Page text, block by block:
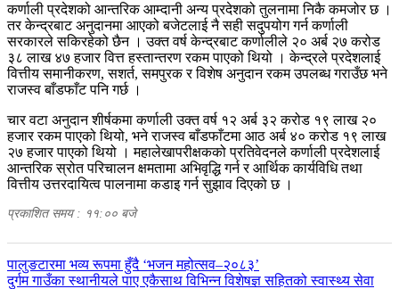
कर्णाली प्रदेशको आन्तरिक आम्दानी अन्य प्रदेशको तुलनामा निकै कमजोर छ ।
तर केन्द्रबाट अनुदानमा आएको बजेटलाई नै सही सदुपयोग गर्न कर्णाली
सरकारले सकिरहेको छैन । उक्त वर्ष केन्द्रबाट कर्णालीले २० अर्ब २७ करोड
३८ लाख ४७ हजार वित्त हस्तान्तरण रकम पाएको थियो । केन्द्रले प्रदेशलाई
वित्तीय समानीकरण, सशर्त, समपुरक र विशेष अनुदान रकम उपलब्ध गराउँछ भने
राजस्व बाँडफाँट पनि गर्छ ।
चार वटा अनुदान शीर्षकमा कर्णाली उक्त वर्ष १२ अर्ब ३२ करोड १९ लाख २०
हजार रकम पाएको थियो, भने राजस्व बाँडफाँटमा आठ अर्ब ४० करोड १९ लाख
२७ हजार पाएको थियो । महालेखापरीक्षकको प्रतिवेदनले कर्णाली प्रदेशलाई
आन्तरिक स्रोत परिचालन क्षमतामा अभिवृद्धि गर्न र आर्थिक कार्यविधि तथा
वित्तीय उत्तरदायित्व पालनामा कडाइ गर्न सुझाव दिएको छ ।
प्रकाशित समय : ११:०० बजे
पछिल्लाे
-
पालुङटारमा भव्य रूपमा हुँदै ‘भजन महोत्सव–२०८३’
अघिल्लाे
दुर्गम गाउँका स्थानीयले पाए एकैसाथ विभिन्न विशेषज्ञ सहितको स्वास्थ्य सेवा